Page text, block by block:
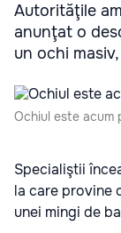
Autorităţile
anunţat o
un ochi
Ochiul este acum
Specialiştii
la care provine
unei mingi de